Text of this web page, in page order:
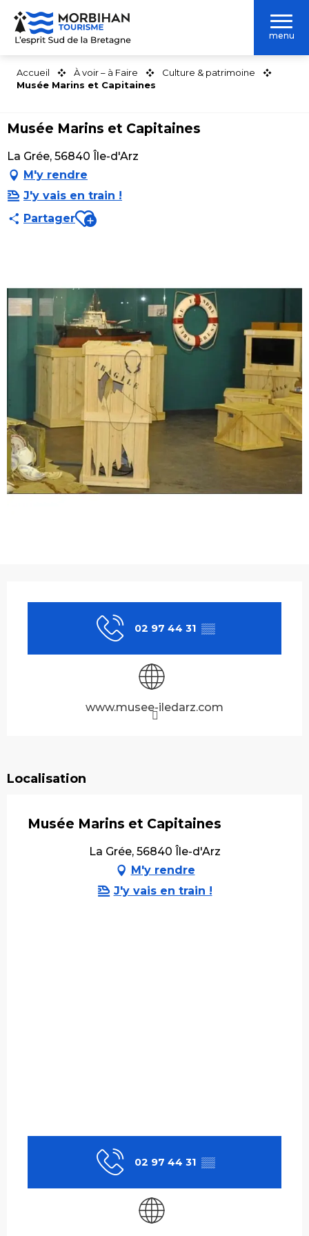
Aller
contenu
menu
Accueil À voir – à Faire
Culture & patrimoine
Musée Marins et Capitaines
Musée Marins et Capitaines
La Grée, 56840 Île-d'Arz
M'y rendre
J'y vais en train !
PartagerAjouter aux favoris
02 97 44 31 ▒▒
www.musee-iledarz.com
Localisation
Musée Marins et Capitaines
La Grée, 56840 Île-d'Arz
M'y rendre
J'y vais en train !
02 97 44 31 ▒▒